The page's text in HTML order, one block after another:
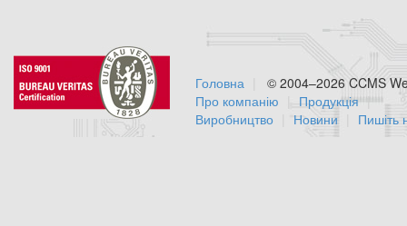
© 2004–2026 CCMS
Головна
Про компанію
Продукція
Виробництво
Новини Пишіть